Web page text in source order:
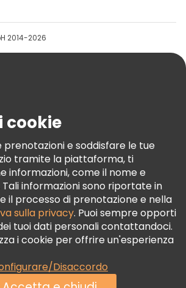
2014-2026
cookie
e soddisfare le tue
tramite la piattaforma, ti
informazioni, come il nome e
Tali informazioni sono riportate in
il processo di prenotazione e nella
sulla privacy. Puoi sempre opporti
tuoi dati personali contattandoci.
i cookie per offrire un'esperienza
Disaccordo